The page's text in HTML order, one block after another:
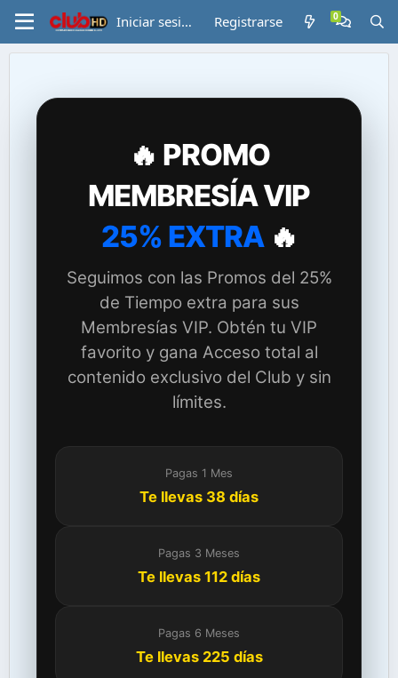
Iniciar sesión Registrarse
🔥 PROMO
MEMBRESÍA VIP
25% EXTRA🔥
Seguimos con las Promos del 25%
de Tiempo extra para sus
Membresías VIP. Obtén tu VIP
favorito y gana Acceso total al
contenido exclusivo del Club y sin
límites.
Pagas 1 Mes
Te llevas 38 días
Pagas 3 Meses
Te llevas 112 días
Pagas 6 Meses
Te llevas 225 días